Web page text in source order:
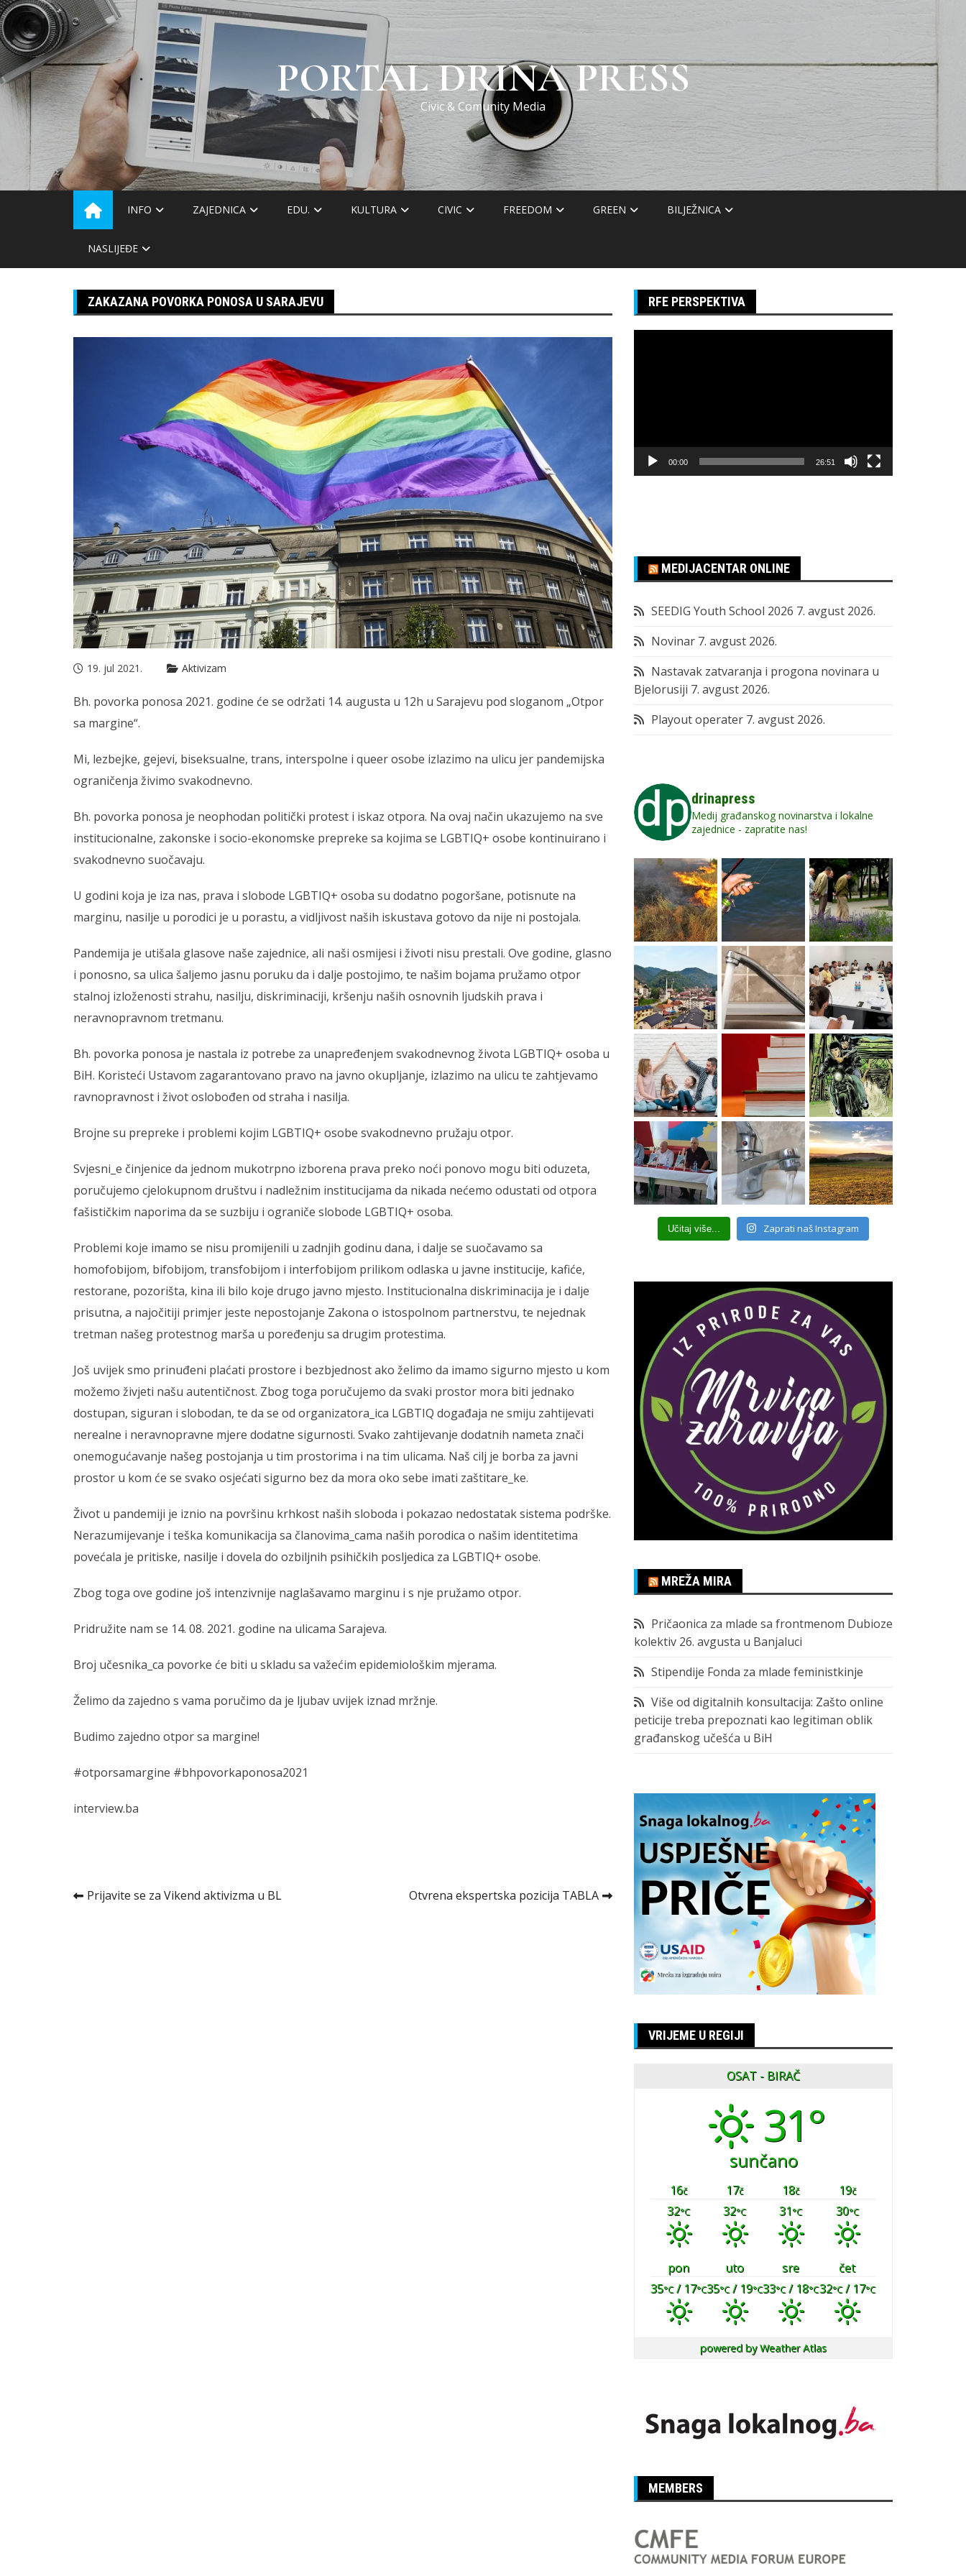
Skip
to
content
PORTAL DRINA PRESS
Civic & Comunity Media
INFO ZAJEDNICA EDU. KULTURA CIVIC FREEDOM GREEN BILJEŽNICA
NASLIJEĐE
ZAKAZANA POVORKA PONOSA U SARAJEVU
19. jul 2021. Aktivizam
Bh. povorka ponosa 2021. godine će se održati 14. augusta u 12h u Sarajevu pod sloganom „Otpor
sa margine“.
Mi, lezbejke, gejevi, biseksualne, trans, interspolne i queer osobe izlazimo na ulicu jer pandemijska
ograničenja živimo svakodnevno.
Bh. povorka ponosa je neophodan politički protest i iskaz otpora. Na ovaj način ukazujemo na sve
institucionalne, zakonske i socio-ekonomske prepreke sa kojima se LGBTIQ+ osobe kontinuirano i
svakodnevno suočavaju.
U godini koja je iza nas, prava i slobode LGBTIQ+ osoba su dodatno pogoršane, potisnute na
marginu, nasilje u porodici je u porastu, a vidljivost naših iskustava gotovo da nije ni postojala.
Pandemija je utišala glasove naše zajednice, ali naši osmijesi i životi nisu prestali. Ove godine, glasno
i ponosno, sa ulica šaljemo jasnu poruku da i dalje postojimo, te našim bojama pružamo otpor
stalnoj izloženosti strahu, nasilju, diskriminaciji, kršenju naših osnovnih ljudskih prava i
neravnopravnom tretmanu.
Bh. povorka ponosa je nastala iz potrebe za unapređenjem svakodnevnog života LGBTIQ+ osoba u
BiH. Koristeći Ustavom zagarantovano pravo na javno okupljanje, izlazimo na ulicu te zahtjevamo
ravnopravnost i život oslobođen od straha i nasilja.
Brojne su prepreke i problemi kojim LGBTIQ+ osobe svakodnevno pružaju otpor.
Svjesni_e činjenice da jednom mukotrpno izborena prava preko noći ponovo mogu biti oduzeta,
poručujemo cjelokupnom društvu i nadležnim institucijama da nikada nećemo odustati od otpora
fašističkim naporima da se suzbiju i ograniče slobode LGBTIQ+ osoba.
Problemi koje imamo se nisu promijenili u zadnjih godinu dana, i dalje se suočavamo sa
homofobijom, bifobijom, transfobijom i interfobijom prilikom odlaska u javne institucije, kafiće,
restorane, pozorišta, kina ili bilo koje drugo javno mjesto. Institucionalna diskriminacija je i dalje
prisutna, a najočitiji primjer jeste nepostojanje Zakona o istospolnom partnerstvu, te nejednak
tretman našeg protestnog marša u poređenju sa drugim protestima.
Još uvijek smo prinuđeni plaćati prostore i bezbjednost ako želimo da imamo sigurno mjesto u kom
možemo živjeti našu autentičnost. Zbog toga poručujemo da svaki prostor mora biti jednako
dostupan, siguran i slobodan, te da se od organizatora_ica LGBTIQ događaja ne smiju zahtijevati
nerealne i neravnopravne mjere dodatne sigurnosti. Svako zahtijevanje dodatnih nameta znači
onemogućavanje našeg postojanja u tim prostorima i na tim ulicama. Naš cilj je borba za javni
prostor u kom će se svako osjećati sigurno bez da mora oko sebe imati zaštitare_ke.
Život u pandemiji je iznio na površinu krhkost naših sloboda i pokazao nedostatak sistema podrške.
Nerazumijevanje i teška komunikacija sa članovima_cama naših porodica o našim identitetima
povećala je pritiske, nasilje i dovela do ozbiljnih psihičkih posljedica za LGBTIQ+ osobe.
Zbog toga ove godine još intenzivnije naglašavamo marginu i s nje pružamo otpor.
Pridružite nam se 14. 08. 2021. godine na ulicama Sarajeva.
Broj učesnika_ca povorke će biti u skladu sa važećim epidemiološkim mjerama.
Želimo da zajedno s vama poručimo da je ljubav uvijek iznad mržnje.
Budimo zajedno otpor sa margine!
#otporsamargine #bhpovorkaponosa2021
interview.ba
Kretanje
Prijavite se za Vikend aktivizma u BL Otvrena ekspertska pozicija TABLA
RFE PERSPEKTIVA
00:00 26:51
MEDIJACENTAR ONLINE
SEEDIG Youth School 2026 7. avgust 2026.
Novinar 7. avgust 2026.
Nastavak zatvaranja i progona novinara u
Bjelorusiji 7. avgust 2026.
Playout operater 7. avgust 2026.
drinapress
Medij građanskog novinarstva i lokalne
zajednice - zapratite nas!
Učitaj više... Zaprati naš Instagram
MREŽA MIRA
Pričaonica za mlade sa frontmenom Dubioze
kolektiv 26. avgusta u Banjaluci
Stipendije Fonda za mlade feministkinje
Više od digitalnih konsultacija: Zašto online
peticije treba prepoznati kao legitiman oblik
građanskog učešća u BiH
VRIJEME U REGIJI
OSAT - BIRAČ
31°
sunčano
16č 17č 18č 19č
32°C 32°C 31°C 30°C
pon uto sre
čet
35°C/ 17°C35°C/ 19°C33°C/ 18°C32°C/ 17°C
powered byWeather Atlas
MEMBERS